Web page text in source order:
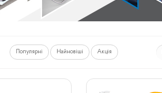
Популярні Найновіші Акція